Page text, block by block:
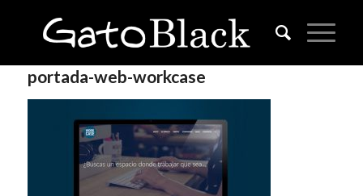
portada-web-workcase